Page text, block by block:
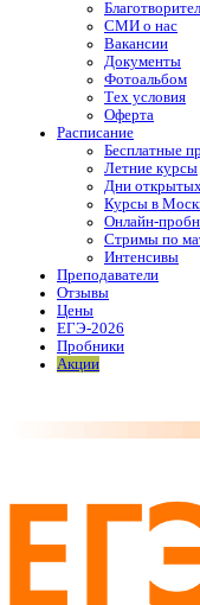
СМИ о нас
Вакансии
Документы
Фотоальбом
Тех условия
Оферта
Расписание
Бесплатные
Летние курсы
Дни
Курсы в
Онлайн-
Стримы по
Интенсивы
Преподаватели
Отзывы
Цены
ЕГЭ-2026
Пробники
Акции